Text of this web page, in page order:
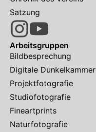
Satzung
Arbeitsgruppen
Bildbesprechung
Digitale Dunkelkammer
Projektfotografie
Studiofotografie
Fineartprints
Naturfotografie